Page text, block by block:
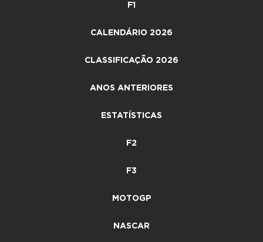
F1
CALENDÁRIO 2026
CLASSIFICAÇÃO 2026
ANOS ANTERIORES
ESTATÍSTICAS
F2
F3
MOTOGP
NASCAR